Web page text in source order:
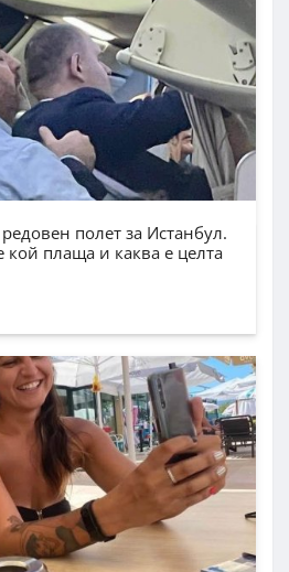
полет за Истанбул.
кой плаща и каква е целта